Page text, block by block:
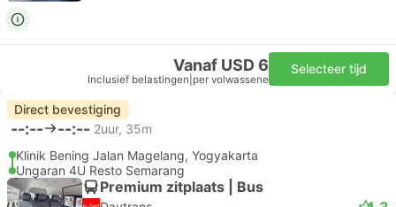
Vanaf USD 6
Inclusief belastingen per volwassene
Selecteer tijd
Direct bevestiging
--:-- --:-- 2uur, 35m
Klinik Bening Jalan Magelang, Yogyakarta
Ungaran 4U Resto Semarang
Premium zitplaats | Bus